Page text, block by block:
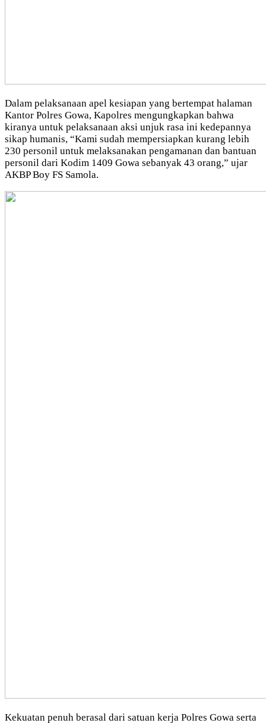
Dalam pelaksanaan apel kesiapan yang bertempat halaman
Kantor Polres Gowa, Kapolres mengungkapkan bahwa
kiranya untuk pelaksanaan aksi unjuk rasa ini kedepannya
sikap humanis, “Kami sudah mempersiapkan kurang lebih
230 personil untuk melaksanakan pengamanan dan bantuan
personil dari Kodim 1409 Gowa sebanyak 43 orang,” ujar
AKBP Boy FS Samola.
Kekuatan penuh berasal dari satuan kerja Polres Gowa serta